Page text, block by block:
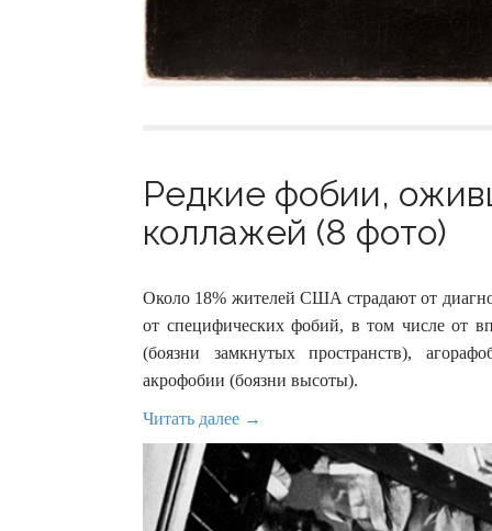
Редкие фобии,
коллажей (8 фото)
Около 18% жителей США страдают от
от специфических фобий, в том числе от
(боязни замкнутых пространств),
акрофобии (боязни высоты).
Читать далее →